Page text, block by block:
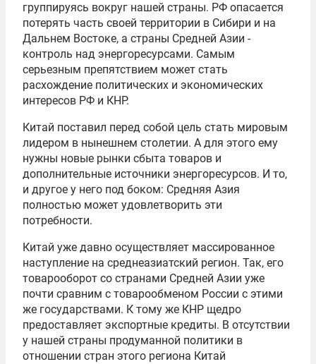
группируясь вокруг нашей страны. РФ опасается
потерять часть своей территории в Сибири и на
Дальнем Востоке, а страны Средней Азии -
контроль над энергоресурсами. Самым
серьезным препятствием может стать
расхождение политических и экономических
интересов РФ и КНР.
Китай поставил перед собой цель стать мировым
лидером в нынешнем столетии. А для этого ему
нужны новые рынки сбыта товаров и
дополнительные источники энергоресурсов. И то,
и другое у него под боком: Средняя Азия
полностью может удовлетворить эти
потребности.
Китай уже давно осуществляет массированное
наступление на среднеазиатский регион. Так, его
товарооборот со странами Средней Азии уже
почти сравним с товарообменом России с этими
же государствами. К тому же КНР щедро
предоставляет экспортные кредиты. В отсутствии
у нашей страны продуманной политики в
отношении стран этого региона Китай